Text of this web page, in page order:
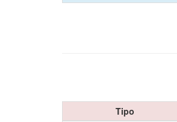
Tipo